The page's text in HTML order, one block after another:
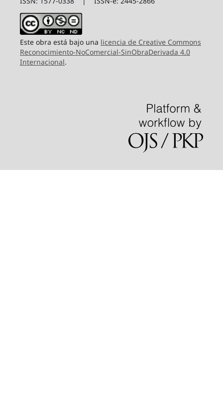
Este obra está bajo una licencia de Creative Commons
Reconocimiento-NoComercial-SinObraDerivada 4.0
Internacional.